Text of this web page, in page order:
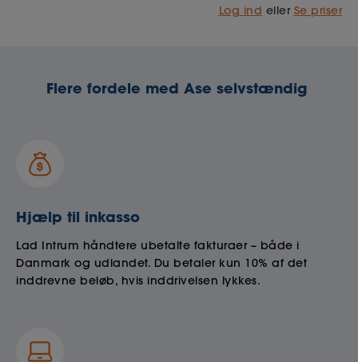
Log ind eller Se priser
Flere fordele med Ase selvstændig
Hjælp til inkasso
Lad Intrum håndtere ubetalte fakturaer – både i
Danmark og udlandet. Du betaler kun 10% af det
inddrevne beløb, hvis inddrivelsen lykkes.